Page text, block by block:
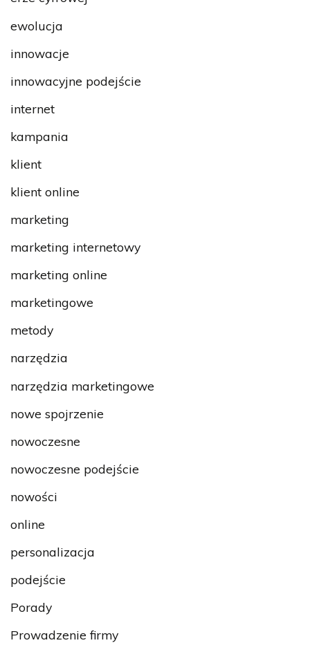
ewolucja
innowacje
innowacyjne podejście
internet
kampania
klient
klient online
marketing
marketing internetowy
marketing online
marketingowe
metody
narzędzia
narzędzia marketingowe
nowe spojrzenie
nowoczesne
nowoczesne podejście
nowości
online
personalizacja
podejście
Porady
Prowadzenie firmy